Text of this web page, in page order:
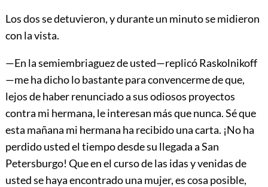
Los dos se detuvieron, y durante un minuto se midieron
con la vista.
—En la semiembriaguez de usted—replicó Raskolnikoff
—me ha dicho lo bastante para convencerme de que,
lejos de haber renunciado a sus odiosos proyectos
contra mi hermana, le interesan más que nunca. Sé que
esta mañana mi hermana ha recibido una carta. ¡No ha
perdido usted el tiempo desde su llegada a San
Petersburgo! Que en el curso de las idas y venidas de
usted se haya encontrado una mujer, es cosa posible,